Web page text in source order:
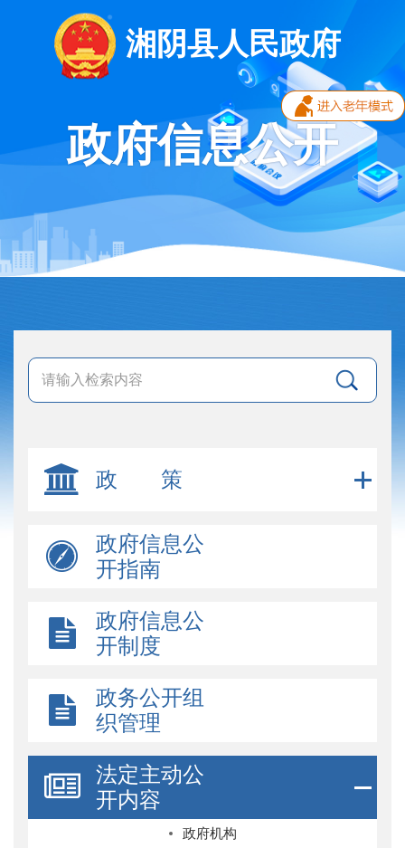
湘阴县人民政府
政府信息公开
政 策
政府信息公
开指南
政府信息公
开制度
政务公开组
织管理
法定主动公
开内容
政府机构